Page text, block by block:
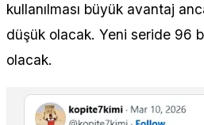
kullanılması büyük avantaj
düşük olacak. Yeni seride 96
olacak.